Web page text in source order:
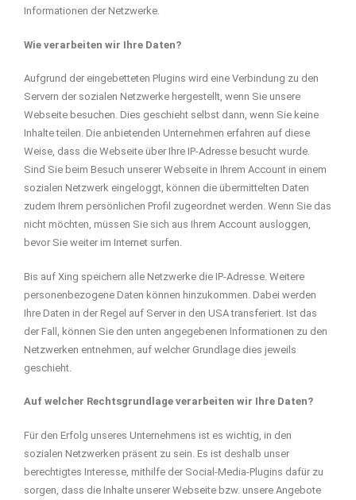
Informationen der Netzwerke.
Wie verarbeiten wir Ihre Daten?
Aufgrund der eingebetteten Plugins wird eine Verbindung zu den
Servern der sozialen Netzwerke hergestellt, wenn Sie unsere
Webseite besuchen. Dies geschieht selbst dann, wenn Sie keine
Inhalte teilen. Die anbietenden Unternehmen erfahren auf diese
Weise, dass die Webseite über Ihre IP-Adresse besucht wurde.
Sind Sie beim Besuch unserer Webseite in Ihrem Account in einem
sozialen Netzwerk eingeloggt, können die übermittelten Daten
zudem Ihrem persönlichen Profil zugeordnet werden. Wenn Sie das
nicht möchten, müssen Sie sich aus Ihrem Account ausloggen,
bevor Sie weiter im Internet surfen.
Bis auf Xing speichern alle Netzwerke die IP-Adresse. Weitere
personenbezogene Daten können hinzukommen. Dabei werden
Ihre Daten in der Regel auf Server in den USA transferiert. Ist das
der Fall, können Sie den unten angegebenen Informationen zu den
Netzwerken entnehmen, auf welcher Grundlage dies jeweils
geschieht.
Auf welcher Rechtsgrundlage verarbeiten wir Ihre Daten?
Für den Erfolg unseres Unternehmens ist es wichtig, in den
sozialen Netzwerken präsent zu sein. Es ist deshalb unser
berechtigtes Interesse, mithilfe der Social-Media-Plugins dafür zu
sorgen, dass die Inhalte unserer Webseite bzw. unsere Angebote